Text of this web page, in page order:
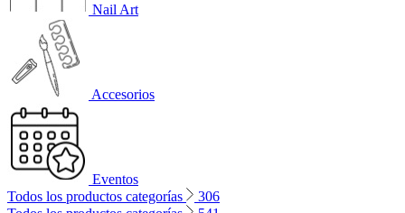
Nail Art
Accesorios
Eventos
Todos los productos categorías
306